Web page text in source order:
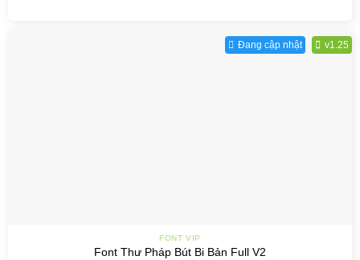
Đang cập nhật v1.25
FONT VIP
Font Thư Pháp Bút Bi Bản Full V2